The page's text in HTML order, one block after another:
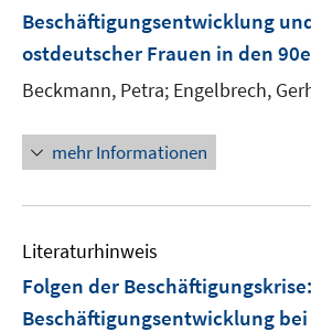
f
n
e
n
Beschäftigungsentwicklung
ostdeutscher Frauen in den
Beckmann, Petra; Engelbrech,
mehr Informationen
Literaturhinweis
Folgen der
Beschäftigungsentwicklung bei